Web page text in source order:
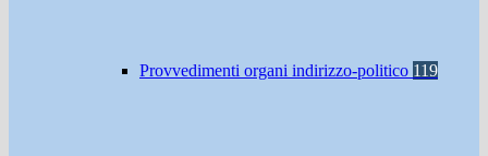
Provvedimenti organi indirizzo-politico 119